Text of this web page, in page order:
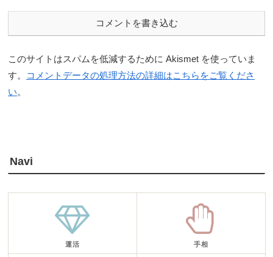
コメントを書き込む
このサイトはスパムを低減するために Akismet を使っていま
す。
コメントデータの処理方法の詳細はこちらをご覧くださ
い。
Navi
運活 手相